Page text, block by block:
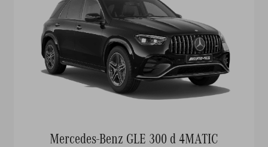
Mercedes-Benz GLE 300 d 4MATIC